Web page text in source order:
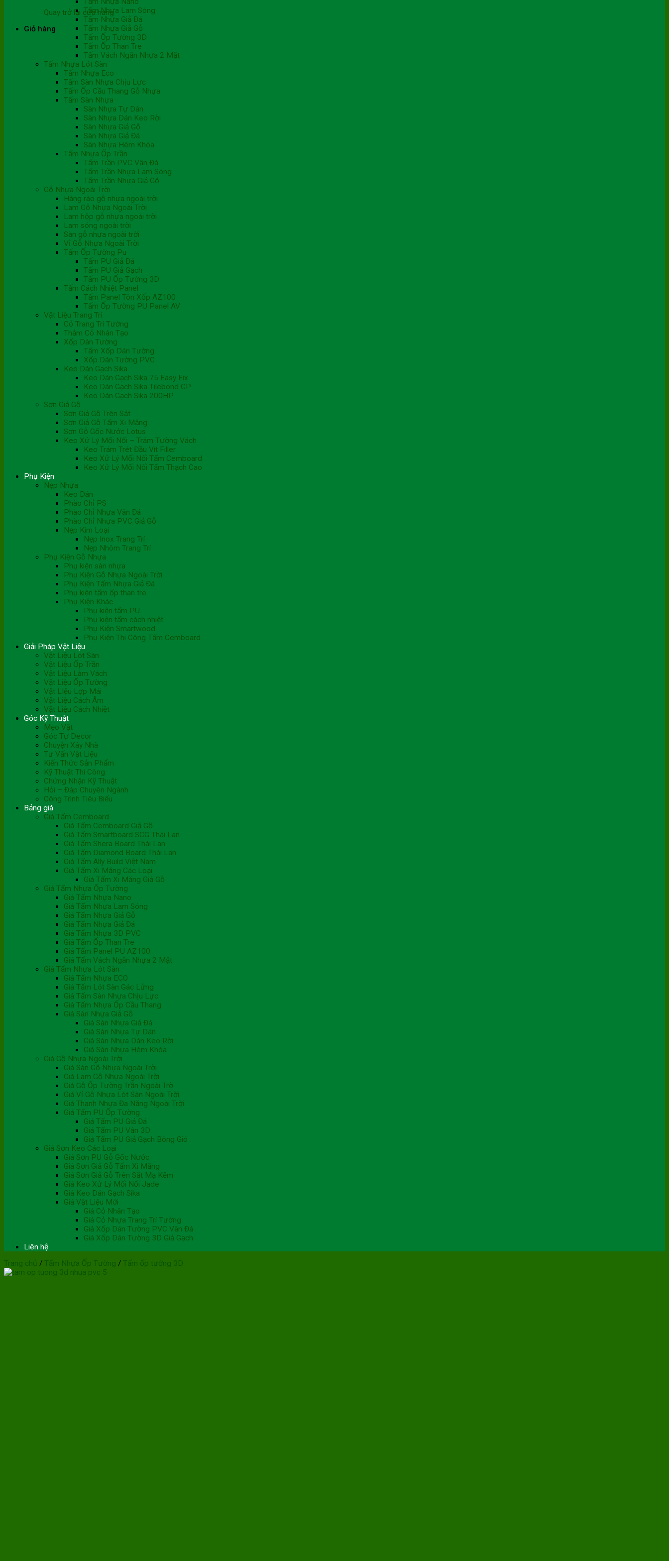
Quay trở lại cửa hàng
Giỏ hàng
Tấm Nhựa Lam Sóng
Tấm Nhựa Giả Đá
Tấm Nhựa Giả Gỗ
Tấm Ốp Tường 3D
Tấm Ốp Than Tre
Tấm Vách Ngăn Nhựa 2 Mặt
Tấm Nhựa Lót Sàn
Tấm Nhựa Eco
Tấm Sàn Nhựa Chịu Lực
Tấm Ốp Cầu Thang Gỗ Nhựa
Tấm Sàn Nhựa
Sàn Nhựa Tự Dán
Sàn Nhựa Dán Keo Rời
Sàn Nhựa Giả Gỗ
Sàn Nhựa Giả Đá
Sàn Nhựa Hèm Khóa
Tấm Nhựa Ốp Trần
Tấm Trần PVC Vân Đá
Tấm Trần Nhựa Lam Sóng
Tấm Trần Nhựa Giả Gỗ
Gỗ Nhựa Ngoài Trời
Hàng rào gỗ nhựa ngoài trời
Lam Gỗ Nhựa Ngoài Trời
Lam hộp gỗ nhựa ngoài trời
Lam sóng ngoài trời
Sàn gỗ nhựa ngoài trời
Vỉ Gỗ Nhựa Ngoài Trời
Tấm Ốp Tường Pu
Tấm PU Giả Đá
Tấm PU Giả Gạch
Tấm PU Ốp Tường 3D
Tấm Cách Nhiệt Panel
Tấm Panel Tôn Xốp AZ100
Tấm Ốp Tường PU Panel AV
Vật Liệu Trang Trí
Cỏ Trang Trí Tường
Thảm Cỏ Nhân Tạo
Xốp Dán Tường
Tấm Xốp Dán Tường
Xốp Dán Tường PVC
Keo Dán Gạch Sika
Keo Dán Gạch Sika 75 Easy Fix
Keo Dán Gạch Sika Tilebond GP
Keo Dán Gạch Sika 200HP
Sơn Giả Gỗ
Sơn Giả Gỗ Trên Sắt
Sơn Giả Gỗ Tấm Xi Măng
Sơn Gỗ Gốc Nước Lotus
Keo Xử Lý Mối Nối – Trám Tường Vách
Keo Trám Trét Đầu Vít Filler
Keo Xử Lý Mối Nối Tấm Cemboard
Keo Xử Lý Mối Nối Tấm Thạch Cao
Phụ Kiện
Nẹp Nhựa
Keo Dán
Phào Chỉ PS
Phào Chỉ Nhựa Vân Đá
Phào Chỉ Nhựa PVC Giả Gỗ
Nẹp Kim Loại
Nẹp Inox Trang Trí
Nẹp Nhôm Trang Trí
Phụ Kiện Gỗ Nhựa
Phụ kiện sàn nhựa
Phụ Kiện Gỗ Nhựa Ngoài Trời
Phụ Kiện Tấm Nhựa Giả Đá
Phụ kiện tấm ốp than tre
Phụ Kiện Khác
Phụ kiện tấm PU
Phụ kiện tấm cách nhiệt
Phụ Kiện Smartwood
Phụ Kiện Thi Công Tấm Cemboard
Giải Pháp Vật Liệu
Vật Liệu Lót Sàn
Vật Liệu Ốp Trần
Vật Liệu Làm Vách
Vật Liệu Ốp Tường
Vật LIệu Lợp Mái
Vật Liệu Cách Âm
Vật Liệu Cách Nhiệt
Góc Kỹ Thuật
Mẹo Vặt
Góc Tự Decor
Chuyện Xây Nhà
Tư Vấn Vật Liệu
Kiến Thức Sản Phẩm
Kỹ Thuật Thi Công
Chứng Nhận Kỹ Thuật
Hỏi – Đáp Chuyên Ngành
Công Trình Tiêu Biểu
Bảng giá
Giá Tấm Cemboard
Giá Tấm Cemboard Giả Gỗ
Giá Tấm Smartboard SCG Thái Lan
Giá Tấm Shera Board Thái Lan
Giá Tấm Diamond Board Thái Lan
Giá Tấm Ally Build Việt Nam
Giá Tấm Xi Măng Các Loại
Giá Tấm Xi Măng Giả Gỗ
Giá Tấm Nhựa Ốp Tường
Giá Tấm Nhựa Nano
Giá Tấm Nhựa Lam Sóng
Giá Tấm Nhựa Giả Gỗ
Giá Tấm Nhựa Giả Đá
Giá Tấm Nhựa 3D PVC
Giá Tấm Ốp Than Tre
Giá Tấm Panel PU AZ100
Giá Tấm Vách Ngăn Nhựa 2 Mặt
Giá Tấm Nhựa Lót Sàn
Giá Tấm Nhựa ECO
Giá Tấm Lót Sàn Gác Lửng
Giá Tấm Sàn Nhựa Chịu Lực
Giá Tấm Nhựa Ốp Cầu Thang
Giá Sàn Nhựa Giả Gỗ
Giá Sàn Nhựa Giả Đá
Giá Sàn Nhựa Tự Dán
Giá Sàn Nhựa Dán Keo Rời
Giá Sàn Nhựa Hèm Khóa
Giá Gỗ Nhựa Ngoài Trời
Giá Sàn Gỗ Nhựa Ngoài Trời
Giá Lam Gỗ Nhựa Ngoài Trời
Giá Gỗ Ốp Tường Trần Ngoài Trờ
Giá Vỉ Gỗ Nhựa Lót Sàn Ngoài Trời
Giá Thanh Nhựa Đa Năng Ngoài Trời
Giá Tấm PU Ốp Tường
Giá Tấm PU Giả Đá
Giá Tấm PU Vân 3D
Giá Tấm PU Giả Gạch Bông Gió
Giá Sơn Keo Các Loại
Giá Sơn PU Gỗ Gốc Nước
Giá Sơn Giả Gỗ Tấm Xi Măng
Giá Sơn Giả Gỗ Trên Sắt Mạ Kẽm
Giá Keo Xử Lý Mối Nối Jade
Giá Keo Dán Gạch Sika
Giá Vật Liệu Mới
Giá Cỏ Nhân Tạo
Giá Cỏ Nhựa Trang Trí Tường
Giá Xốp Dán Tường PVC Vân Đá
Giá Xốp Dán Tường 3D Giả Gạch
Liên hệ
Trang chủ / Tấm Nhựa Ốp Tường / Tấm ốp tường 3D